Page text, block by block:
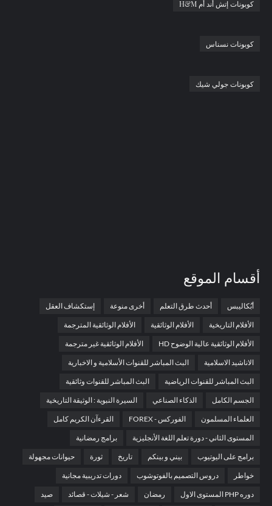
كوبونات إتش أند أم H&M
كوبونات نسناس
كوبونات جولي شيك
أقسام الموقع
أبُكاليبس أحدث طرق التعلم أخرى منوعة إستكشاف العقل
الأفلام التاريخية الأفلام الوثائقية الأفلام الوثائقية المترجمة
الأفلام الوثائقية عالية الوضوح HD الأفلام الوثائقية غير مترجمة
الاناشيد الاسلامية البث المباشر للقنوات الأسلامية و الاخبارية
البث المباشر للقنوات الرياضية البث المباشر للقنوات وثائقية
الجسم الكامل الذكاء الصناعي السيرة النبوية : الوثيقة التاريخية
العلماء المسلمون الفوركس - FOREX القرءآن الكريم كامل
المستوى الثاني - دورة تعلم اللغة الأنجليزية برامج رمضانية
برامج على اليوتيوب بيني و بينكم تاريخ ثورة حيوانات مجهولة
خواطر دروس التصميم بالفوتوشوب دورات تدريبية مجانية
دوره PHP المستوى الاول رمضان شعر - شيلات - قصائد صيد